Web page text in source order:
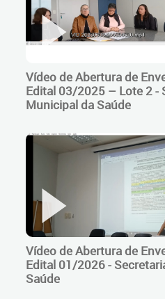
Vídeo de Abertura de
Edital 03/2025 – Lote 2 -
Municipal da Saúde
Vídeo de Abertura de
Edital 01/2026 -
Saúde